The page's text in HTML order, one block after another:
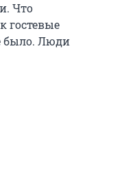
Что
гостевые
было. Люди